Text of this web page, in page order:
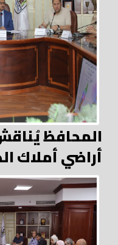
المحافظ
أراضي أملاك